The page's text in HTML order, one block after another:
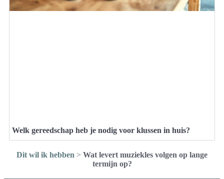
Welk gereedschap heb je nodig voor klussen in huis?
Dit wil ik hebben > Wat levert muziekles volgen op lange
termijn op?